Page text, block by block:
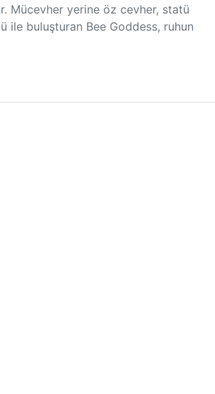
Mücevher yerine öz cevher, statü
ile buluşturan Bee Goddess, ruhun